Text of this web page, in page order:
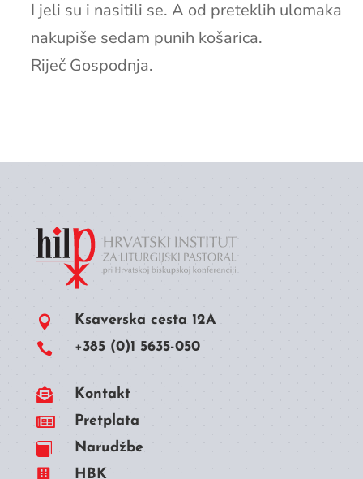
I jeli su i nasitili se. A od preteklih ulomaka
nakupiše sedam punih košarica.
Riječ Gospodnja.
 Ksaverska cesta 12A
 +385 (0)1 5635-050
 Kontakt
 Pretplata
 Narudžbe
 HBK